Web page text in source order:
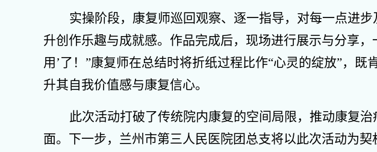
实操阶段，康复师巡回观察、逐一指导，对每一点进
升创作乐趣与成就感。作品完成后，现场进行展示与分享
用’了！”康复师在总结时将折纸过程比作“心灵的绽放”，
升其自我价值感与康复信心。
此次活动打破了传统院内康复的空间局限，推动康复
面。下一步，兰州市第三人民医院团总支将以此次活动为